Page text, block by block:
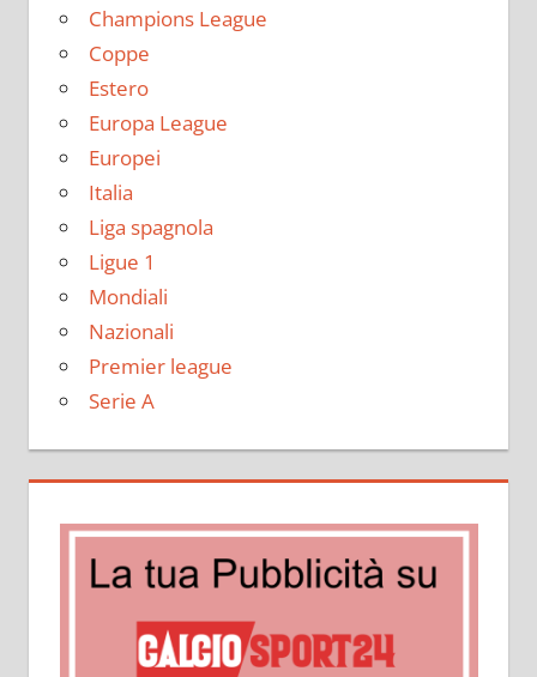
Champions League
Coppe
Estero
Europa League
Europei
Italia
Liga spagnola
Ligue 1
Mondiali
Nazionali
Premier league
Serie A